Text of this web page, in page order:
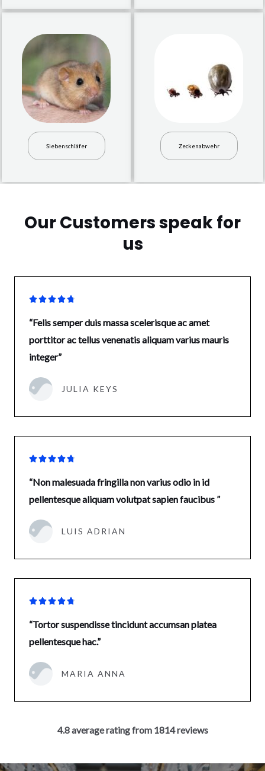
Siebenschläfer Zeckenabwehr
Our Customers speak for
us

“Felis semper duis massa scelerisque ac amet
porttitor ac tellus venenatis aliquam varius mauris
integer”
JULIA KEYS

“Non malesuada fringilla non varius odio in id
pellentesque aliquam volutpat sapien faucibus ”
LUIS ADRIAN

“Tortor suspendisse tincidunt accumsan platea
pellentesque hac.”
MARIA ANNA
4.8 average rating from 1814 reviews